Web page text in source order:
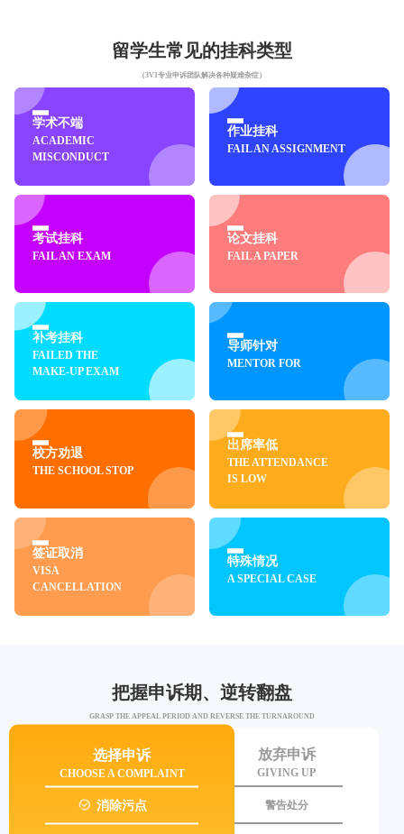
留学生常见的挂科类型
（3V1专业申诉团队解决各种疑难杂症）
学术不端
ACADEMIC
MISCONDUCT
作业挂科
FAIL AN ASSIGNMENT
考试挂科
FAIL AN EXAM
论文挂科
FAIL A PAPER
补考挂科
FAILED THE
MAKE-UP EXAM
导师针对
MENTOR FOR
校方劝退
THE SCHOOL STOP
出席率低
THE ATTENDANCE
IS LOW
签证取消
VISA
CANCELLATION
特殊情况
A SPECIAL CASE
把握申诉期、逆转翻盘
GRASP THE APPEAL PERIOD AND REVERSE THE TURNAROUND
放弃申诉
GIVING UP
警告处分
选择申诉
CHOOSE A COMPLAINT
消除污点